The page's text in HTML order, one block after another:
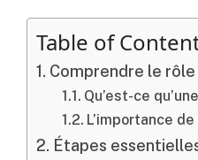
Table of
Comprendre le rôle
Qu’est-ce
L’importance
Étapes